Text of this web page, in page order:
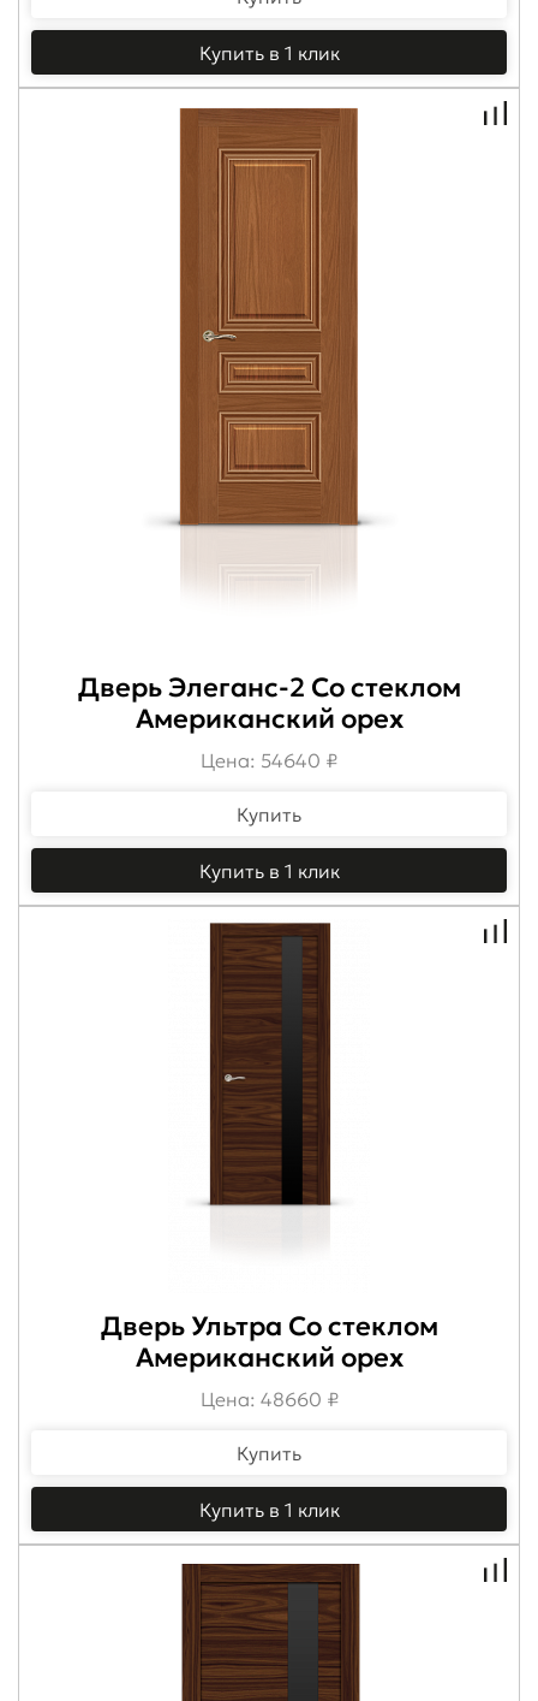
Купить в 1 клик
Дверь Элеганс-2 Со стеклом
Американский орех
Цена: 54640 ₽
Купить
Купить в 1 клик
Дверь Ультра Со стеклом
Американский орех
Цена: 48660 ₽
Купить
Купить в 1 клик